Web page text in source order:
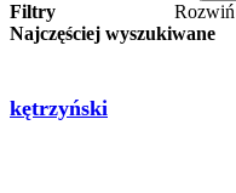
Filtry
Rozwiń
Najczęściej wyszukiwane
kętrzyński